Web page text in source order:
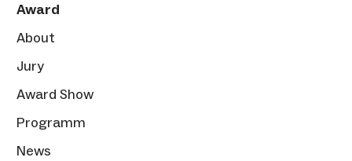
Award
About
Jury
Award Show
Programm
News